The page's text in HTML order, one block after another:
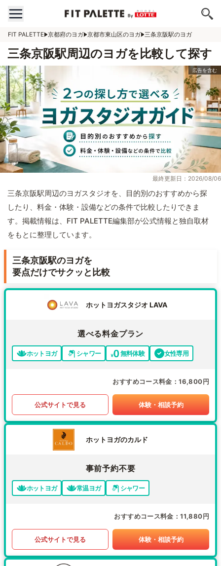
FIT PALETTE 京都府のヨガ 京都市東山区のヨガ 三条京阪駅のヨガ
三条京阪駅周辺のヨガを比較して探す
最終更新日：2026/08/06
三条京阪駅周辺のヨガスタジオを、目的別のおすすめから探
したり、料金・体験・設備などの条件で比較したりできま
す。掲載情報は、FIT PALETTE編集部が公式情報と独自取材
をもとに整理しています。
三条京阪駅のヨガを
要点だけでサクッと比較
ホットヨガスタジオ LAVA
選べる料金プラン
ホットヨガ シャワー 無料体験 女性専用
おすすめコース料金 16,800円
公式サイトで見る 体験・相談予約
ホットヨガのカルド
事前予約不要
ホットヨガ 常温ヨガ シャワー
おすすめコース料金 11,880円
公式サイトで見る 体験・相談予約